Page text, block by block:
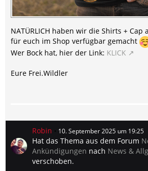
NATÜRLICH haben wir die Shirts + Cap
für euch im Shop verfügbar gemacht
Wer Bock hat, hier der Link: KLICK
Eure Frei.Wildler
Robin 10. September 2025 um 19:25
Hat das Thema aus dem Forum
Ankündigungen nach News &
verschoben.